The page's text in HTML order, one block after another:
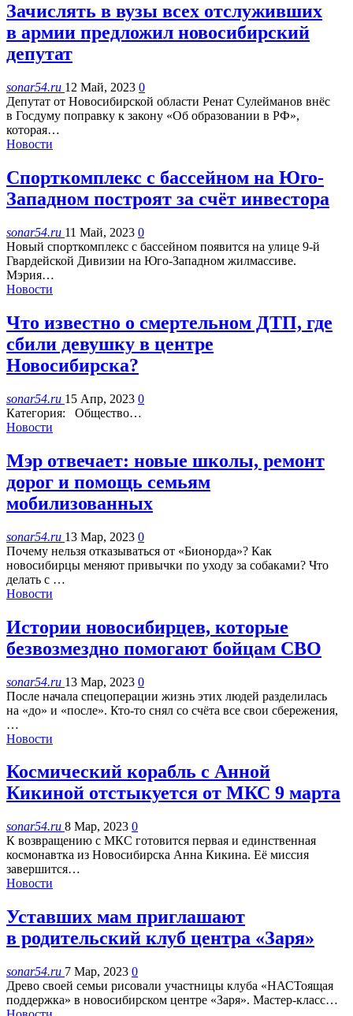
Зачислять в вузы всех отслуживших
в армии предложил новосибирский
депутат
sonar54.ru 12 Май, 2023 0
Депутат от Новосибирской области Ренат Сулейманов внёс
в Госдуму поправку к закону «Об образовании в РФ»,
которая…
Новости
Спорткомплекс с бассейном на Юго-
Западном построят за счёт инвестора
sonar54.ru 11 Май, 2023 0
Новый спорткомплекс с бассейном появится на улице 9-й
Гвардейской Дивизии на Юго-Западном жилмассиве.
Мэрия…
Новости
Что известно о смертельном ДТП, где
сбили девушку в центре
Новосибирска?
sonar54.ru 15 Апр, 2023 0
Категория: Общество…
Новости
Мэр отвечает: новые школы, ремонт
дорог и помощь семьям
мобилизованных
sonar54.ru 13 Мар, 2023 0
Почему нельзя отказываться от «Бионорда»? Как
новосибирцы меняют привычки по уходу за собаками? Что
делать с …
Новости
Истории новосибирцев, которые
безвозмездно помогают бойцам СВО
sonar54.ru 13 Мар, 2023 0
После начала спецоперации жизнь этих людей разделилась
на «до» и «после». Кто-то снял со счёта все свои сбережения,
…
Новости
Космический корабль с Анной
Кикиной отстыкуется от МКС 9 марта
sonar54.ru 8 Мар, 2023 0
К возвращению с МКС готовится первая и единственная
космонавтка из Новосибирска Анна Кикина. Её миссия
завершится…
Новости
Уставших мам приглашают
в родительский клуб центра «Заря»
sonar54.ru 7 Мар, 2023 0
Древо своей семьи рисовали участницы клуба «НАСТоящая
поддержка» в новосибирском центре «Заря». Мастер-класс…